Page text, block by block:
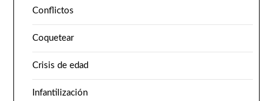
Conflictos
Coquetear
Crisis de edad
Infantilización